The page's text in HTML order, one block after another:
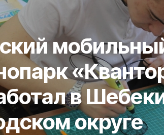
в
округе